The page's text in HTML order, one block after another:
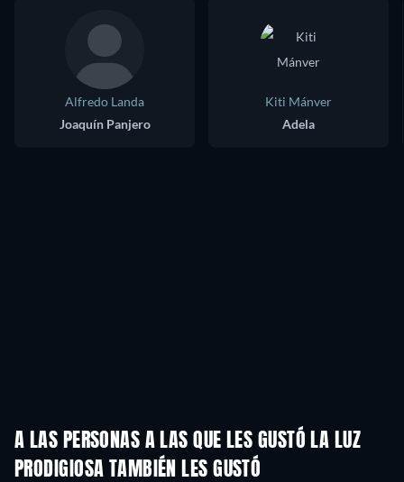
Alfredo Landa
Joaquín Panjero
Kiti Mánver
Adela
A LAS PERSONAS A LAS QUE LES GUSTÓ LA LUZ
PRODIGIOSA TAMBIÉN LES GUSTÓ